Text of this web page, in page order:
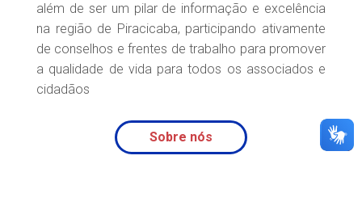
além de ser um pilar de informação e excelência
na região de Piracicaba, participando ativamente
de conselhos e frentes de trabalho para promover
a qualidade de vida para todos os associados e
cidadãos
Sobre nós